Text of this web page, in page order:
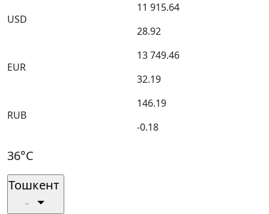
USD
11 915.64
28.92
EUR
13 749.46
32.19
RUB
146.19
-0.18
36°C
Тошкент